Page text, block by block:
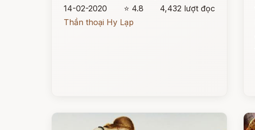
14-02-2020
⭐ 4.8
4,432 lượt đọc
Thần thoại Hy Lạp